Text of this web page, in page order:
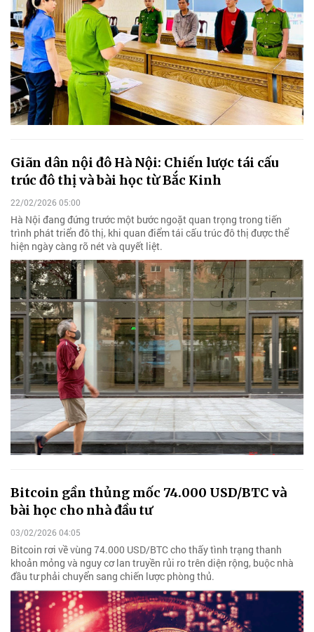
Giãn dân nội đô Hà Nội: Chiến lược tái cấu
trúc đô thị và bài học từ Bắc Kinh
22/02/2026 05:00
Hà Nội đang đứng trước một bước ngoặt quan trọng trong tiến
trình phát triển đô thị, khi quan điểm tái cấu trúc đô thị được thể
hiện ngày càng rõ nét và quyết liệt.
Bitcoin gần thủng mốc 74.000 USD/BTC và
bài học cho nhà đầu tư
03/02/2026 04:05
Bitcoin rơi về vùng 74.000 USD/BTC cho thấy tình trạng thanh
khoản mỏng và nguy cơ lan truyền rủi ro trên diện rộng, buộc nhà
đầu tư phải chuyển sang chiến lược phòng thủ.